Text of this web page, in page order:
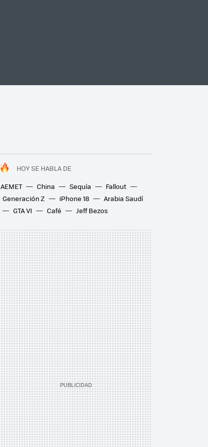
HOY SE HABLA DE
AEMET
China Sequía
Fallout
Generación Z
iPhone 18
Arabia Saudí
GTA VI
Café Jeff Bezos